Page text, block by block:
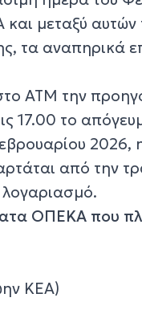
μεταξύ αυτών
τα αναπηρικά
ΑΤΜ την
17.00 το
από την
λογαριασμό.
ΟΠΕΚΑ που
ΚΕΑ)